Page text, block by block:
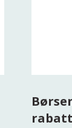
rabatt